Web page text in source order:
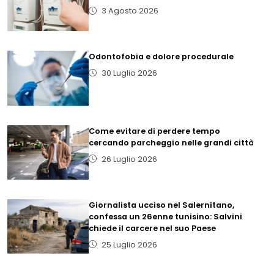
3 Agosto 2026
Odontofobia e dolore procedurale
30 Luglio 2026
Come evitare di perdere tempo
cercando parcheggio nelle grandi città
26 Luglio 2026
Giornalista ucciso nel Salernitano,
confessa un 26enne tunisino: Salvini
chiede il carcere nel suo Paese
25 Luglio 2026